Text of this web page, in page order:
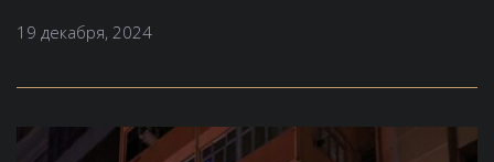
19 декабря, 2024